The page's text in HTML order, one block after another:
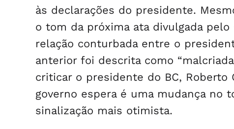
às declarações do presidente.
o tom da próxima ata divulgada
relação conturbada entre o
anterior foi descrita como
criticar o presidente do BC,
governo espera é uma mudança no
sinalização mais otimista.